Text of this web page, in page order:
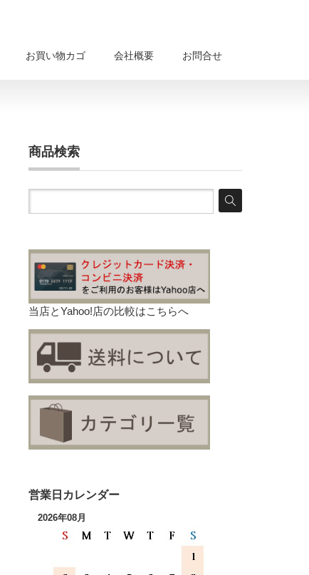
お買い物カゴ 会社概要 お問合せ
商品検索
当店とYahoo!店の比較はこちらへ
営業日カレンダー
2026年08月